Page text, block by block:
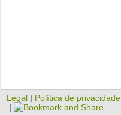
Legal | Política de privacidade
|